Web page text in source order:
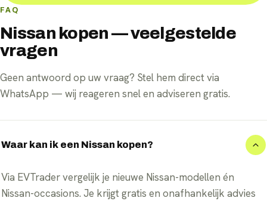
FAQ
Nissan kopen — veelgestelde
vragen
Geen antwoord op uw vraag? Stel hem direct via
WhatsApp — wij reageren snel en adviseren gratis.
Waar kan ik een Nissan kopen?
Via EVTrader vergelijk je nieuwe Nissan-modellen én
Nissan-occasions. Je krijgt gratis en onafhankelijk advies